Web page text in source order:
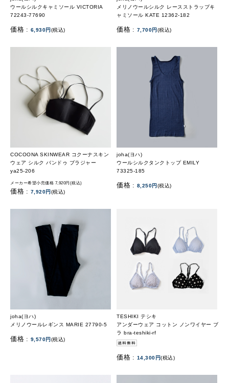
ウールシルクキャミソール VICTORIA
72243-77690
価格 : 6,930円(税込)
メリノウールシルク レースストラップキ
ャミソール KATE 12362-182
価格 : 7,700円(税込)
COCOONA SKINWEAR コクーナスキン
ウェア シルク バンドゥ ブラジャー
ya25-206
メーカー希望小売価格 7,920円(税込)
価格 : 7,920円(税込)
joha(ヨハ)
ウールシルクタンクトップ EMILY
73325-185
価格 : 8,250円(税込)
joha(ヨハ)
メリノウールレギンス MARIE 27790-5
価格 : 9,570円(税込)
TESHIKI テシキ
アンダーウェア コットン ノンワイヤー ブ
ラ bra-teshiki-rf
価格 : 14,300円(税込)